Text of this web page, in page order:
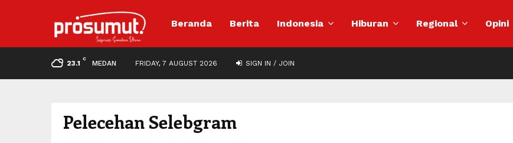
Beranda Berita Indonesia Hiburan Regional Opini
23.1
C
MEDAN FRIDAY, 7 AUGUST 2026 SIGN IN / JOIN
Pelecehan Selebgram